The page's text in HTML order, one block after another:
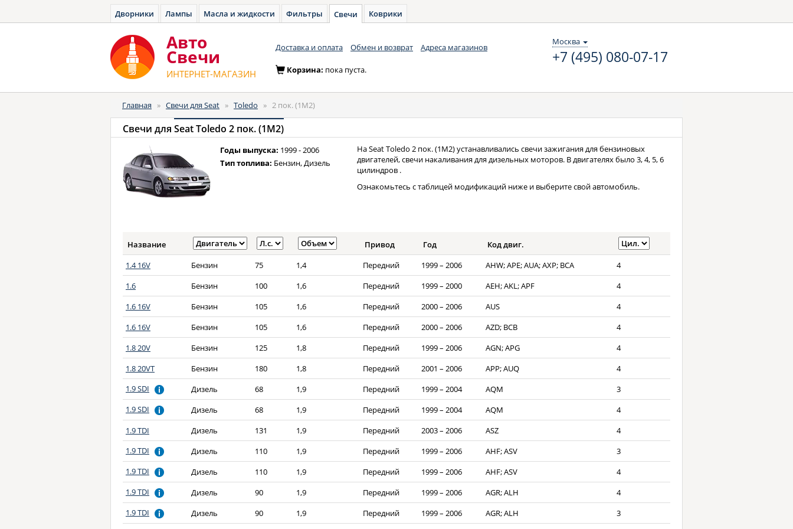
Дворники Лампы Масла и жидкости Фильтры Свечи Коврики
Авто
Cвечи
ИНТЕРНЕТ-МАГАЗИН
Доставка и оплата Обмен и возврат Адреса магазинов
Москва
+7 (495) 080-07-17
Корзина: пока пуста.
Главная » Свечи для Seat » Toledo » 2 пок. (1M2)
Свечи для Seat Toledo 2 пок. (1M2)
Годы выпуска: 1999 - 2006
Тип топлива: Бензин, Дизель
На Seat Toledo 2 пок. (1M2) устанавливались свечи зажигания для бензиновых
двигателей, свечи накаливания для дизельных моторов. В двигателях было 3, 4, 5, 6
цилиндров .
Ознакомьтесь с таблицей модификаций ниже и выберите свой автомобиль.
Название Привод Год
Код двиг.
1.4 16V
Бензин 75 1,4 Передний 1999 – 2006 AHW; APE; AUA; AXP; BCA
4
1.6
Бензин 100 1,6 Передний 1999 – 2000 AEH; AKL; APF
4
1.6 16V
Бензин 105 1,6 Передний 2000 – 2006 AUS
4
1.6 16V
Бензин 105 1,6 Передний 2000 – 2006 AZD; BCB
4
1.8 20V
Бензин 125 1,8 Передний 1999 – 2006 AGN; APG
4
1.8 20VT
Бензин 180 1,8 Передний 2001 – 2006 APP; AUQ
4
1.9 SDI
Дизель 68 1,9 Передний 1999 – 2004 AQM
3
1.9 SDI
Дизель 68 1,9 Передний 1999 – 2004 AQM
4
1.9 TDI
Дизель 131 1,9 Передний 2003 – 2006 ASZ
4
1.9 TDI
Дизель 110 1,9 Передний 1999 – 2006 AHF; ASV
3
1.9 TDI
Дизель 110 1,9 Передний 1999 – 2006 AHF; ASV
4
1.9 TDI
Дизель 90 1,9 Передний 1999 – 2006 AGR; ALH
4
1.9 TDI
Дизель 90 1,9 Передний 1999 – 2006 AGR; ALH
3